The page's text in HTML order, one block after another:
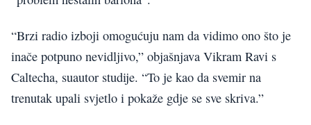
“Brzi radio izboji omogućuju nam da vidimo ono što je
inače potpuno nevidljivo,” objašnjava Vikram Ravi s
Caltecha, suautor studije. “To je kao da svemir na
trenutak upali svjetlo i pokaže gdje se sve skriva.”